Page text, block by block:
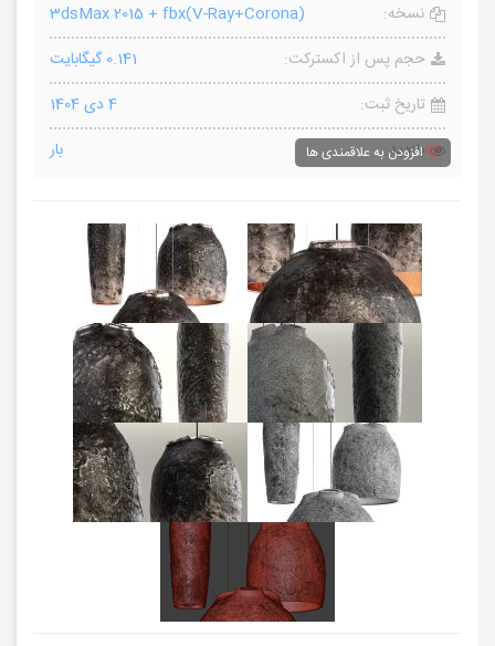
نسخه:
3dsMax 2015 + fbx(V-Ray+Corona)
حجم پس از اکسترکت:
0.141 گیگابایت
تاریخ ثبت:
4 دی 1404
بازدید:
بار افزودن به علاقمندی ها